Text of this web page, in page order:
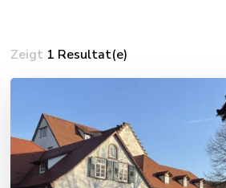
Zeigt 1 Resultat(e)